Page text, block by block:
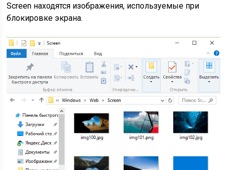
Screen находятся изображения, используемые при
блокировке экрана.